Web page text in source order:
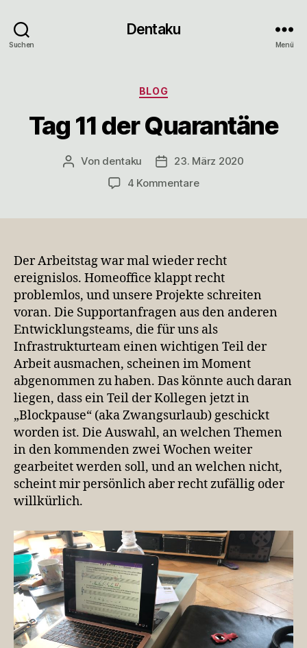
Suchen
Dentaku
Menü
Kategorien
BLOG
Tag 11 der Quarantäne
Beitragsautor
Von dentaku Veröffentlichungsdatum
23. März 2020
4 Kommentarezu
Der Arbeitstag war mal wieder recht
ereignislos. Homeoffice klappt recht
problemlos, und unsere Projekte schreiten
voran. Die Supportanfragen aus den anderen
Entwicklungsteams, die für uns als
Infrastrukturteam einen wichtigen Teil der
Arbeit ausmachen, scheinen im Moment
abgenommen zu haben. Das könnte auch daran
liegen, dass ein Teil der Kollegen jetzt in
„Blockpause“ (aka Zwangsurlaub) geschickt
worden ist. Die Auswahl, an welchen Themen
in den kommenden zwei Wochen weiter
gearbeitet werden soll, und an welchen nicht,
scheint mir persönlich aber recht zufällig oder
willkürlich.